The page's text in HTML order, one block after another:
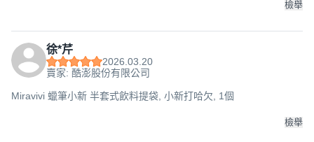
檢舉
徐*芹
2026.03.20
賣家: 酷澎股份有限公司
Miravivi 蠟筆小新 半套式飲料提袋, 小新打哈欠, 1個
檢舉